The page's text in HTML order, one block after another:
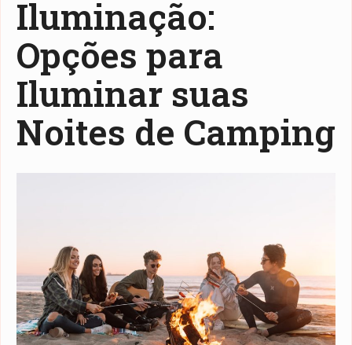
Iluminação:
Opções para
Iluminar suas
Noites de Camping